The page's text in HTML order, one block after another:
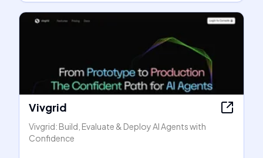
Vivgrid
Vivgrid: Build, Evaluate & Deploy AI Agents with
Confidence